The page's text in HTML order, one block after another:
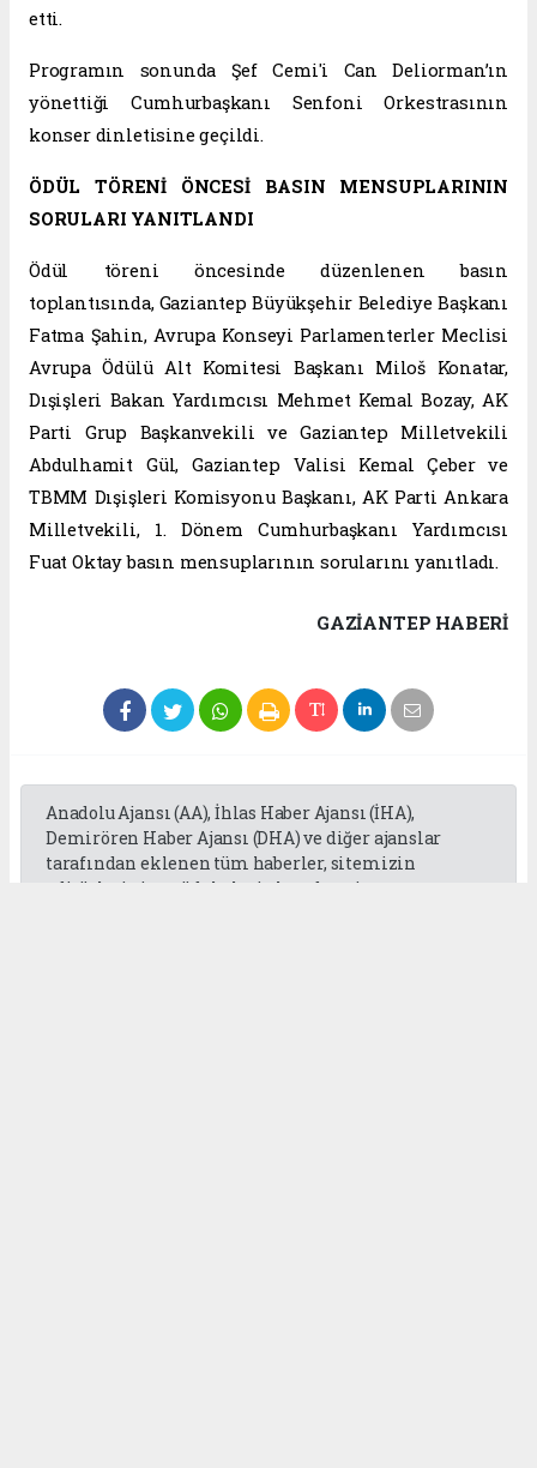
etti.
Programın sonunda Şef Cemi'i Can Deliorman’ın
yönettiği Cumhurbaşkanı Senfoni Orkestrasının
konser dinletisine geçildi.
ÖDÜL TÖRENİ ÖNCESİ BASIN MENSUPLARININ
SORULARI YANITLANDI
Ödül töreni öncesinde düzenlenen basın
toplantısında, Gaziantep Büyükşehir Belediye Başkanı
Fatma Şahin, Avrupa Konseyi Parlamenterler Meclisi
Avrupa Ödülü Alt Komitesi Başkanı Miloš Konatar,
Dışişleri Bakan Yardımcısı Mehmet Kemal Bozay, AK
Parti Grup Başkanvekili ve Gaziantep Milletvekili
Abdulhamit Gül, Gaziantep Valisi Kemal Çeber ve
TBMM Dışişleri Komisyonu Başkanı, AK Parti Ankara
Milletvekili, 1. Dönem Cumhurbaşkanı Yardımcısı
Fuat Oktay basın mensuplarının sorularını yanıtladı.
GAZIANTEP HABERİ
Anadolu Ajansı (AA), İhlas Haber Ajansı (İHA),
Demirören Haber Ajansı (DHA) ve diğer ajanslar
tarafından eklenen tüm haberler, sitemizin
editörlerinin müdahalesi olmadan ajans